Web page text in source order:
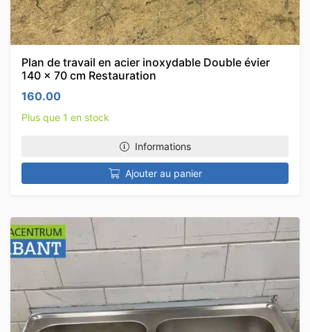
Plan de travail en acier inoxydable Double évier
140 x 70 cm Restauration
160.00
Plus que 1 en stock
Informations
Ajouter au panier